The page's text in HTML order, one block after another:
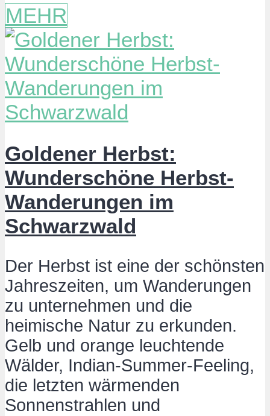
MEHR
Goldener Herbst:
Wunderschöne Herbst-
Wanderungen im
Schwarzwald
Der Herbst ist eine der schönsten
Jahreszeiten, um Wanderungen
zu unternehmen und die
heimische Natur zu erkunden.
Gelb und orange leuchtende
Wälder, Indian-Summer-Feeling,
die letzten wärmenden
Sonnenstrahlen und